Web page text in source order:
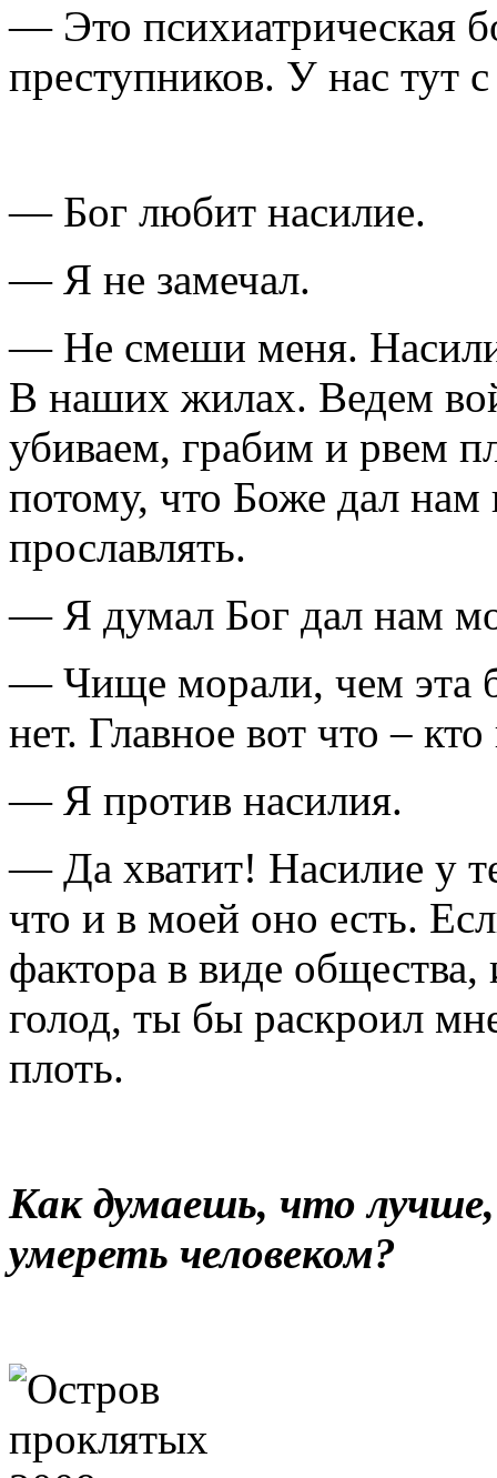
— Это психиатрическая
преступников. У нас тут
— Бог любит насилие.
— Я не замечал.
— Не смеши меня.
В наших жилах. Ведем
убиваем, грабим и рвем
потому, что Боже дал нам
прославлять.
— Я думал Бог дал нам
— Чище морали, чем эта
нет. Главное вот что –
— Я против насилия.
— Да хватит! Насилие у
что и в моей оно есть.
фактора в виде
голод, ты бы раскроил
плоть.
Как думаешь, что
умереть человеком?